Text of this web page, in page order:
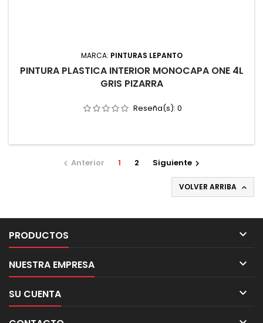
MARCA: PINTURAS LEPANTO
PINTURA PLASTICA INTERIOR MONOCAPA ONE 4L
GRIS PIZARRA
Reseña(s): 0
 Anterior 1 2 Siguiente 
VOLVER ARRIBA 
PRODUCTOS 
NUESTRA EMPRESA 
SU CUENTA 